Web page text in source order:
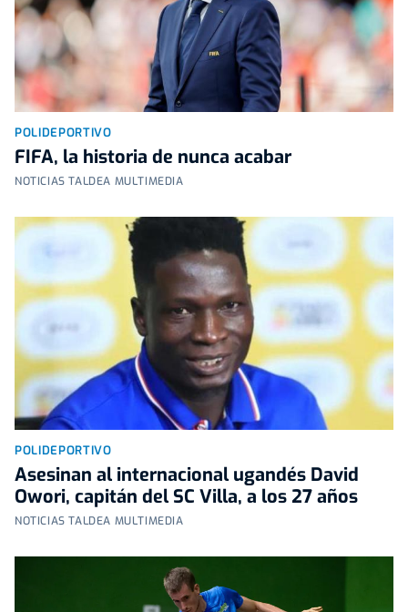
POLIDEPORTIVO
FIFA, la historia de nunca acabar
NOTICIAS TALDEA MULTIMEDIA
POLIDEPORTIVO
Asesinan al internacional ugandés David
Owori, capitán del SC Villa, a los 27 años
NOTICIAS TALDEA MULTIMEDIA